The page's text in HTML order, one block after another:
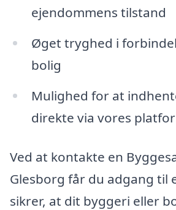
ejendommens tilstand
Øget tryghed i
bolig
Mulighed for at
direkte via vores
Ved at kontakte en
Glesborg får du adgang til
sikrer, at dit byggeri eller